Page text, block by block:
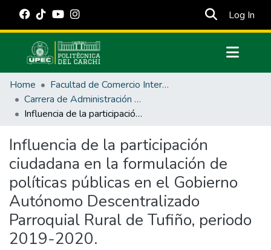
Log In
Communities & Collections
All of DSpace
Statistics
Estadísticas Externas
Manuales
Home
Facultad de Comercio Internacional, Integración, Administración y Economía Empresarial
Carrera de Administración Pública
Influencia de la participación ciudadana en la formulación de políticas públicas en el Gobierno Autónomo Descentralizado Parroquial Rural de Tufiño, periodo 2019-2020.
Influencia de la participación
ciudadana en la formulación de
políticas públicas en el Gobierno
Autónomo Descentralizado
Parroquial Rural de Tufiño, periodo
2019-2020.